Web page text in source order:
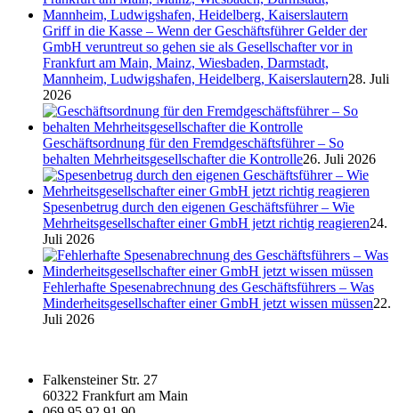
Griff in die Kasse – Wenn der Geschäftsführer Gelder der
GmbH veruntreut so gehen sie als Gesellschafter vor in
Frankfurt am Main, Mainz, Wiesbaden, Darmstadt,
Mannheim, Ludwigshafen, Heidelberg, Kaiserslautern28. Juli
2026
Geschäftsordnung für den Fremdgeschäftsführer – So
behalten Mehrheitsgesellschafter die Kontrolle26. Juli 2026
Spesenbetrug durch den eigenen Geschäftsführer – Wie
Mehrheitsgesellschafter einer GmbH jetzt richtig reagieren24.
Juli 2026
Fehlerhafte Spesenabrechnung des Geschäftsführers – Was
Minderheitsgesellschafter einer GmbH jetzt wissen müssen22.
Juli 2026
Falkensteiner Str. 27
60322 Frankfurt am Main